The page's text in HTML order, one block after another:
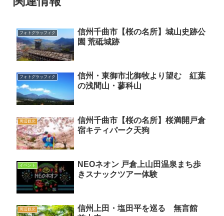
フォトグラッフィク
信州千曲市【桜の名所】城山史跡公
園 荒砥城跡
フォトグラッフィク
信州・東御市北御牧より望む 紅葉
の浅間山・蓼科山
周辺観光
信州千曲市【桜の名所】桜満開戸倉
宿キティパーク天狗
イベント
NEOネオン 戸倉上山田温泉まち歩
きスナックツアー体験
周辺観光
信州上田・塩田平を巡る 無言館